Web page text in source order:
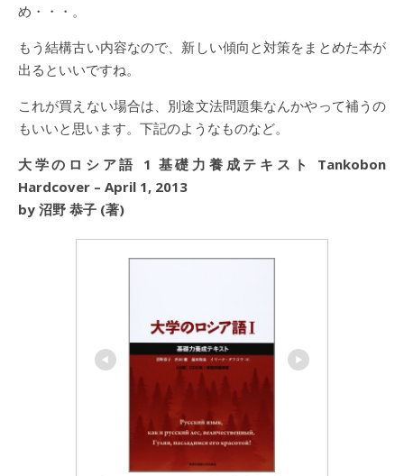
め・・・。
もう結構古い内容なので、新しい傾向と対策をまとめた本が
出るといいですね。
これが買えない場合は、別途文法問題集なんかやって補うの
もいいと思います。下記のようなものなど。
大学のロシア語 1 基礎力養成テキスト Tankobon
Hardcover – April 1, 2013
by 沼野 恭子 (著)